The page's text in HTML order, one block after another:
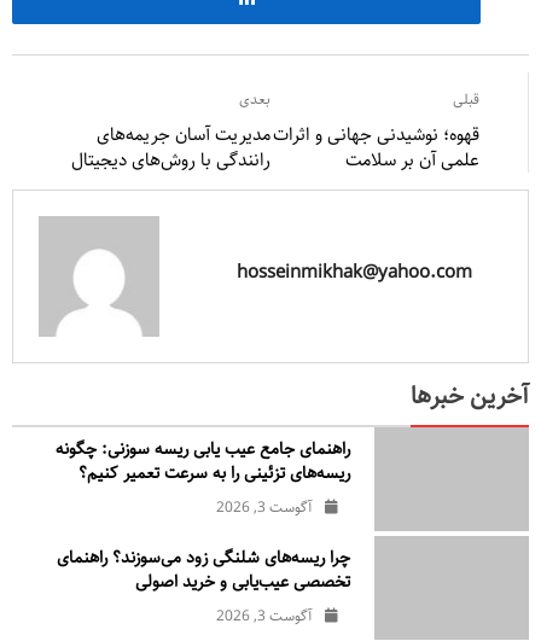
قبلی
قهوه؛ نوشیدنی جهانی و اثرات
علمی آن بر سلامت
بعدی
مدیریت آسان جریمه‌های
رانندگی با روش‌های دیجیتال
hosseinmikhak@yahoo.com
آخرین خبرها
راهنمای جامع عیب یابی ریسه سوزنی: چگونه
ریسه‌های تزئینی را به سرعت تعمیر کنیم؟
آگوست 3, 2026
چرا ریسه‌های شلنگی زود می‌سوزند؟ راهنمای
تخصصی عیب‌یابی و خرید اصولی
آگوست 3, 2026